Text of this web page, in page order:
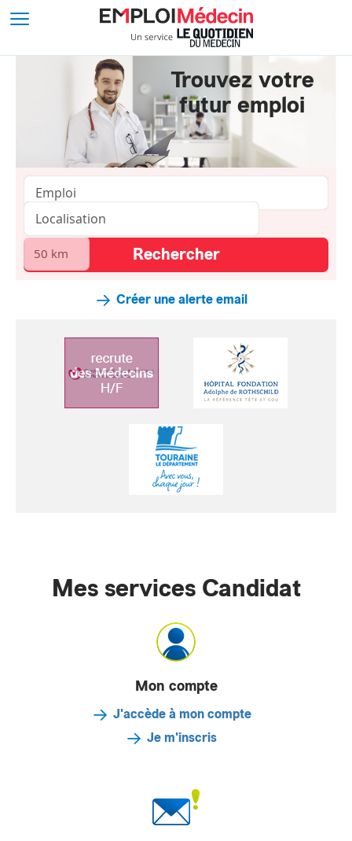
Trouvez votre
futur emploi
Créer une alerte email
Mes services Candidat
Mon compte
J'accède à mon compte
Je m'inscris